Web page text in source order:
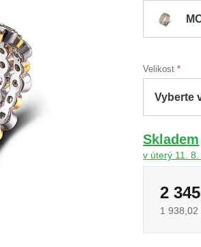
Velikost
Skladem
v úterý 11.
2
1 938,02